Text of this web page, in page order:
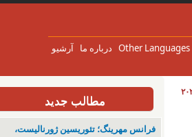
Other Languages درباره ما آرشیو
مطالب جدید
فرانس مهرینگ؛ تئوریسین ژورنالیست،